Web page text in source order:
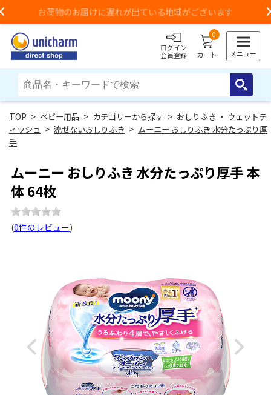
Previousお荷物のお届けに遅れが出ている地域がございます
ログイン
会員登録
0
カート メニュー
> ベビー用品 > カテゴリーから探す > おしりふき ・ ウェットテ
ィッシュ > 流せないおしりふき > ムーニー おしりふき 水分たっぷり厚
手
ムーニー おしりふき 水分たっぷり厚手 本
体 64枚
(0件のレビュー)
Previous Next